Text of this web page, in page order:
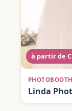
à partir de
Linda